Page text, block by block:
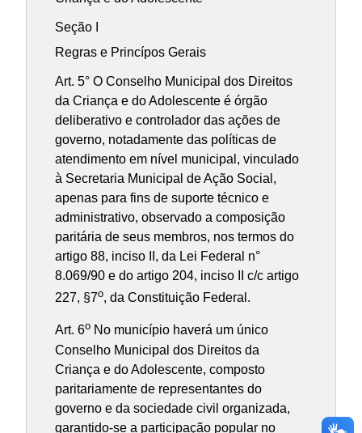
Seção I
Regras e Princípos Gerais
Art. 5° O Conselho Municipal dos Direitos
da Criança e do Adolescente é órgão
deliberativo e controlador das ações de
governo, notadamente das políticas de
atendimento em nível municipal, vinculado
à Secretaria Municipal de Ação Social,
apenas para fins de suporte técnico e
administrativo, observado a composição
paritária de seus membros, nos termos do
artigo 88, inciso II, da Lei Federal n°
8.069/90 e do artigo 204, inciso II c/c artigo
227, §7o, da Constituição Federal.
Art. 6o No município haverá um único
Conselho Municipal dos Direitos da
Criança e do Adolescente, composto
paritariamente de representantes do
governo e da sociedade civil organizada,
garantido-se a participação popular no